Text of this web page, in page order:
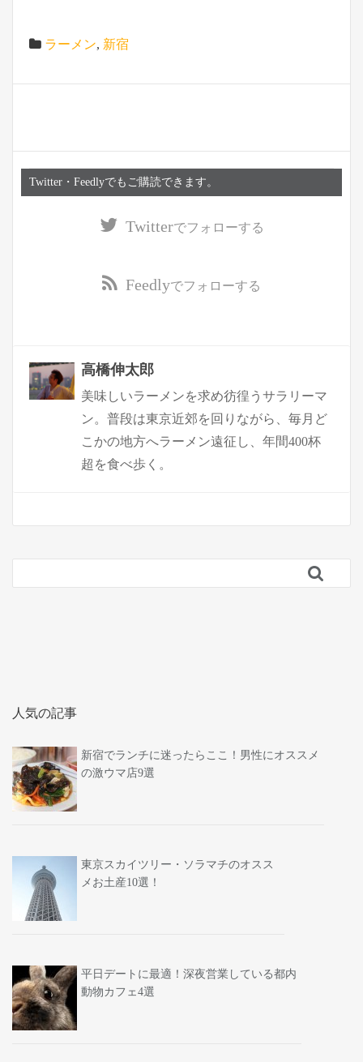
ラーメン, 新宿
Twitter・Feedlyでもご購読できます。
Twitterでフォローする
Feedlyでフォローする
高橋伸太郎
美味しいラーメンを求め彷徨うサラリーマ
ン。普段は東京近郊を回りながら、毎月ど
こかの地方へラーメン遠征し、年間400杯
超を食べ歩く。

人気の記事
新宿でランチに迷ったらここ！男性にオススメ
の激ウマ店9選
東京スカイツリー・ソラマチのオスス
メお土産10選！
平日デートに最適！深夜営業している都内
動物カフェ4選